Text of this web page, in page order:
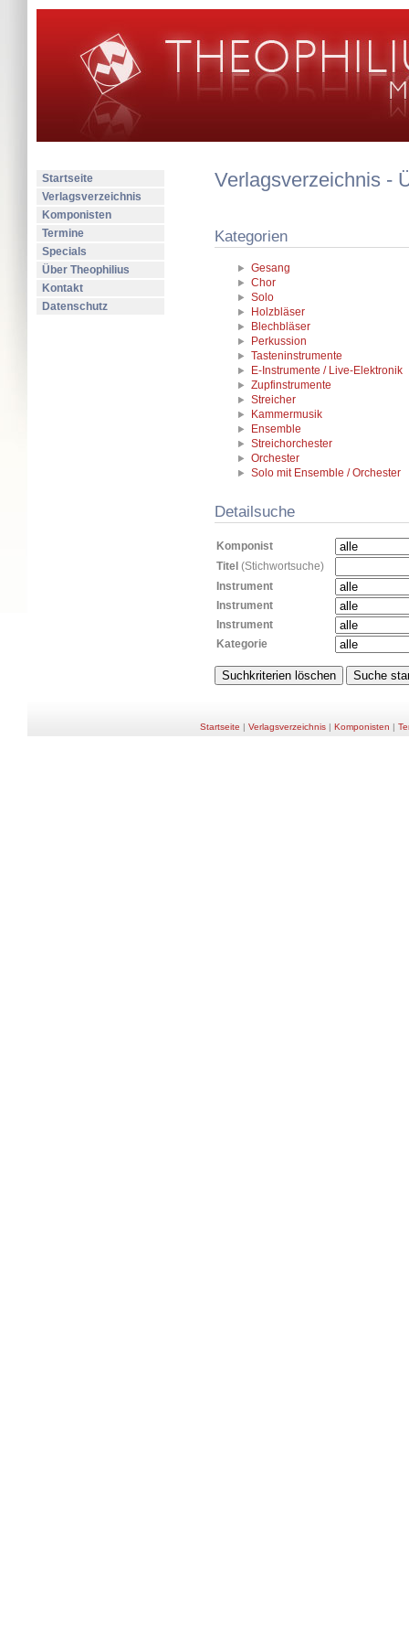
Startseite
Verlagsverzeichnis
Komponisten
Termine
Specials
Über Theophilius
Kontakt
Datenschutz
Verlagsverzeichnis -
Kategorien
Gesang
Chor
Solo
Holzbläser
Blechbläser
Perkussion
Tasteninstrumente
E-Instrumente / Live-Elektronik
Zupfinstrumente
Streicher
Kammermusik
Ensemble
Streichorchester
Orchester
Solo mit Ensemble / Orchester
Detailsuche
Komponist
Titel (Stichwortsuche)
Instrument
Instrument
Instrument
Kategorie
Startseite | Verlagsverzeichnis| Komponisten |